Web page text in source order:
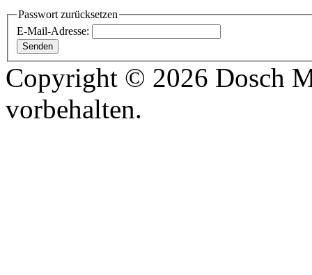
Passwort zurücksetzen
E-Mail-Adresse:
Senden
Copyright © 2026 Dosch
vorbehalten.